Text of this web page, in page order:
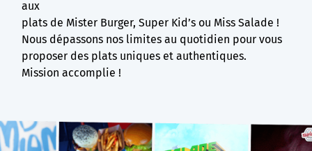
aux
plats de Mister Burger, Super Kid’s ou Miss Salade !
Nous dépassons nos limites au quotidien pour vous
proposer des plats uniques et authentiques.
Mission accomplie !